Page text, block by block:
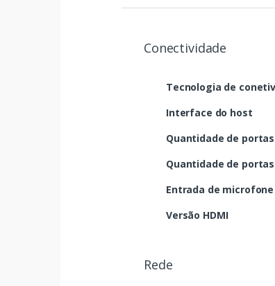
Conectividade
Tecnologia de
Interface do host
Quantidade de portas
Quantidade de portas
Entrada de microfone
Versão HDMI
Rede